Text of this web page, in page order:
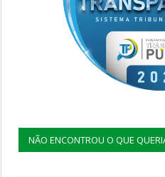
NÃO ENCONTROU O QUE